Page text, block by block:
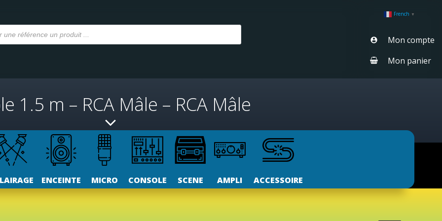
French ▼
Mon compte
Mon panier
1.5 m – RCA Mâle – RCA Mâle
ENCEINTE MICRO CONSOLE SCENE AMPLI ACCESSOIRE